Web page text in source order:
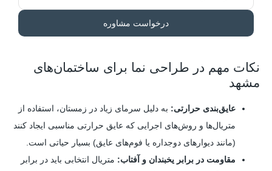
درخواست مشاوره
نکات مهم در طراحی نما برای ساختمان‌های
مشهد
عایق‌بندی حرارتی: به دلیل سرمای زیاد در زمستان، استفاده از
متریال‌ها و روش‌های اجرایی که عایق حرارتی مناسبی ایجاد کنند
(مانند دیوارهای دوجداره یا فوم‌های عایق) بسیار حیاتی است.
مقاومت در برابر یخبندان و آفتاب: متریال انتخابی باید در برابر